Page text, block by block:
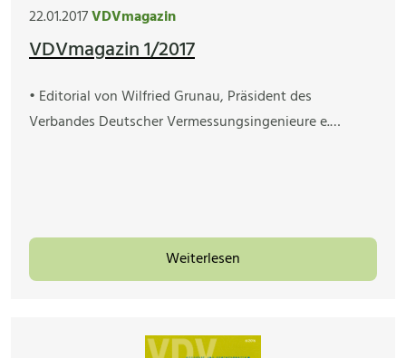
22.01.2017VDVmagazin
VDVmagazin 1/2017
• Editorial von Wilfried Grunau, Präsident des
Verbandes Deutscher Vermessungsingenieure e.…
Weiterlesen